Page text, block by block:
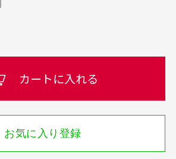
カートに入れる
お気に入り登録